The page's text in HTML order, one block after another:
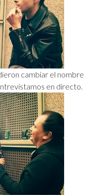
cambiar el
en directo.